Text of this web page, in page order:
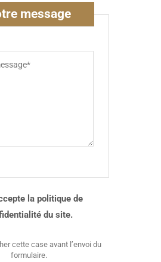
message
la politique de
du site.
cette case avant l’envoi du
formulaire.